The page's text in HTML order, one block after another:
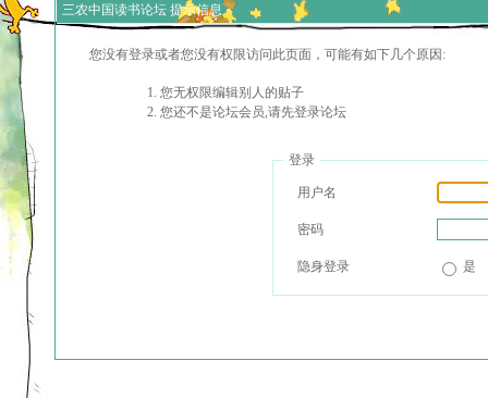
三农中国读书论坛 提示信息
您没有登录或者您没有权限访问此页面，可能有如下几个原因:
您无权限编辑别人的贴子
您还不是论坛会员,请先登录论坛
登录
用户名
密码
隐身登录 是